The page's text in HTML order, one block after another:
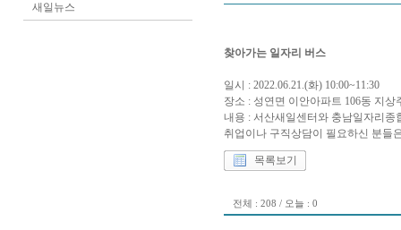
새일뉴스
찾아가는 일자리 버스
일시 : 2022.06.21.(화) 10:00~11:30
장소 : 성연면 이안아파트 106동 지상
내용 : 서산새일센터와 충남일자리
취업이나 구직상담이 필요하신 분들
목록보기
전체 : 208 / 오늘 : 0